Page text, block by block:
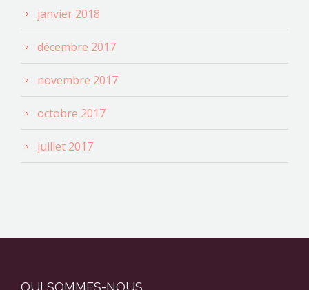
janvier 2018
décembre 2017
novembre 2017
octobre 2017
juillet 2017
QUI SOMMES-NOUS